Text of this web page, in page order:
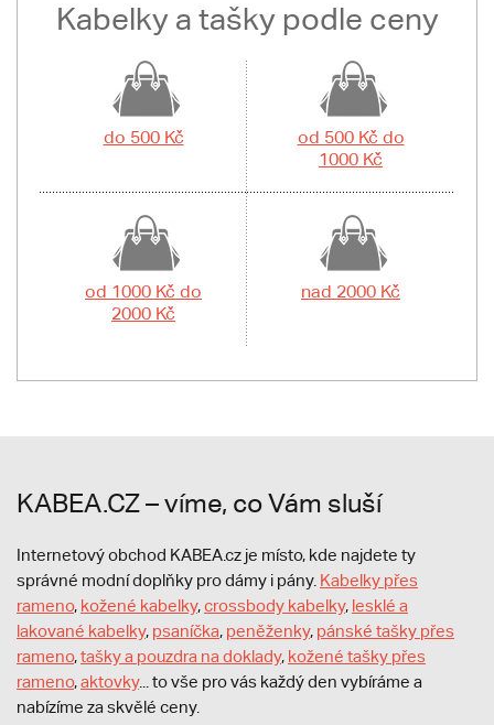
Kabelky a tašky podle ceny
do 500 Kč
od 500 Kč do
1000 Kč
od 1000 Kč do
2000 Kč
nad 2000 Kč
KABEA.CZ – víme, co Vám sluší
Internetový obchod KABEA.cz je místo, kde najdete ty
správné modní doplňky pro dámy i pány. Kabelky přes
rameno, kožené kabelky,crossbody kabelky, lesklé a
lakované kabelky, psaníčka, peněženky, pánské tašky přes
rameno,tašky a pouzdra na doklady, kožené tašky přes
rameno,aktovky... to vše pro vás každý den vybíráme a
nabízíme za skvělé ceny.